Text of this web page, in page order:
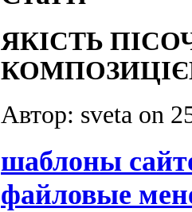
ЯКІСТЬ
Автор: sveta on
шаблоны
файловые